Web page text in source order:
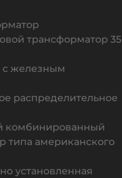
трансформатор 35
с железным
распределительное
комбинированный
типа американского
установленная